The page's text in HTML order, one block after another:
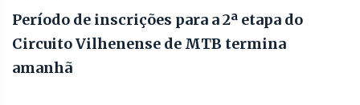
Período de inscrições para a 2ª etapa do
Circuito Vilhenense de MTB termina
amanhã